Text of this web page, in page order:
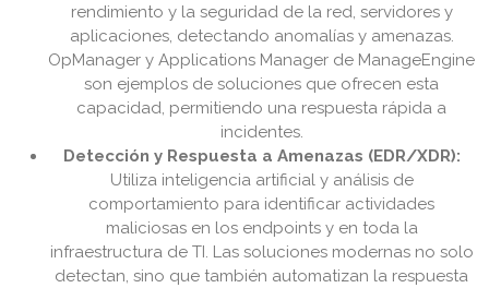
rendimiento y la seguridad de la red, servidores y
aplicaciones, detectando anomalías y amenazas.
OpManager y Applications Manager de ManageEngine
son ejemplos de soluciones que ofrecen esta
capacidad, permitiendo una respuesta rápida a
incidentes.
Detección y Respuesta a Amenazas (EDR/XDR):
Utiliza inteligencia artificial y análisis de
comportamiento para identificar actividades
maliciosas en los endpoints y en toda la
infraestructura de TI. Las soluciones modernas no solo
detectan, sino que también automatizan la respuesta